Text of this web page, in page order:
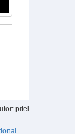
pitel